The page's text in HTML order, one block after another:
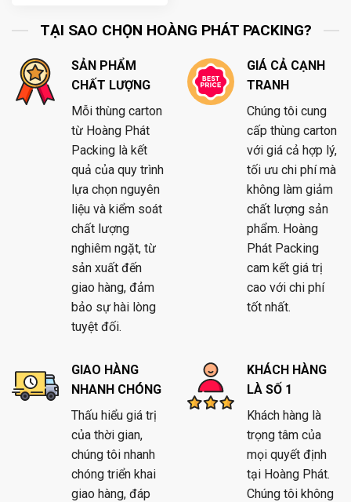
TẠI SAO CHỌN HOÀNG PHÁT PACKING?
SẢN PHẨM
CHẤT LƯỢNG
Mỗi thùng carton
từ Hoàng Phát
Packing là kết
quả của quy trình
lựa chọn nguyên
liệu và kiểm soát
chất lượng
nghiêm ngặt, từ
sản xuất đến
giao hàng, đảm
bảo sự hài lòng
tuyệt đối.
GIÁ CẢ CẠNH
TRANH
Chúng tôi cung
cấp thùng carton
với giá cả hợp lý,
tối ưu chi phí mà
không làm giảm
chất lượng sản
phẩm. Hoàng
Phát Packing
cam kết giá trị
cao với chi phí
tốt nhất.
GIAO HÀNG
NHANH CHÓNG
Thấu hiểu giá trị
của thời gian,
chúng tôi nhanh
chóng triển khai
giao hàng, đáp
KHÁCH HÀNG
LÀ SỐ 1
Khách hàng là
trọng tâm của
mọi quyết định
tại Hoàng Phát.
Chúng tôi không